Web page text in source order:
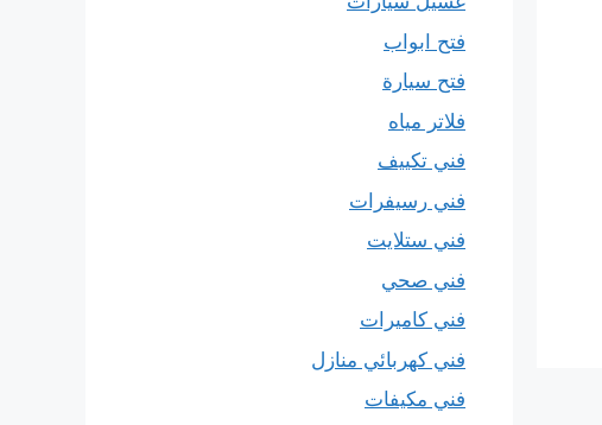
فتح ابواب
فتح سيارة
فلاتر مياه
فني تكييف
فني رسيفرات
فني ستلايت
فني صحي
فني كاميرات
فني كهربائي منازل
فني مكيفات